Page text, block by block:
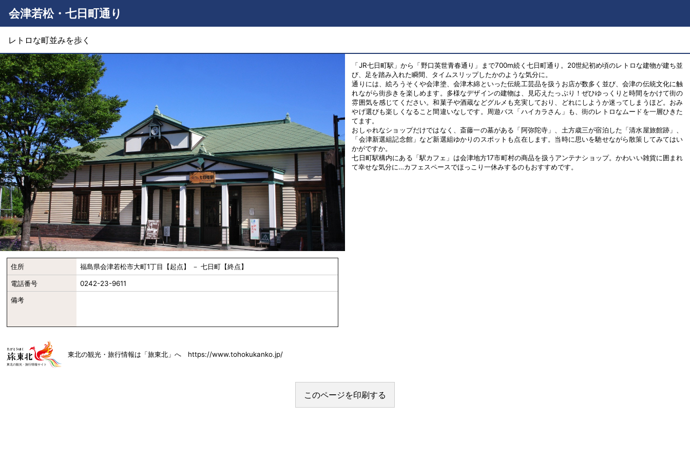
会津若松・七日町通り
レトロな町並みを歩く
「JR七日町駅」から「野口英世青春通り」まで700m続く七日町通り。20世紀初め頃のレトロな建物が建ち並
び、足を踏み入れた瞬間、タイムスリップしたかのような気分に。
通りには、絵ろうそくや会津塗、会津木綿といった伝統工芸品を扱うお店が数多く並び、会津の伝統文化に触
れながら街歩きを楽しめます。多様なデザインの建物は、見応えたっぷり！ぜひゆっくりと時間をかけて街の
雰囲気を感じてください。和菓子や酒蔵などグルメも充実しており、どれにしようか迷ってしまうほど。おみ
やげ選びも楽しくなること間違いなしです。周遊バス「ハイカラさん」も、街のレトロなムードを一層ひきた
てます。
おしゃれなショップだけではなく、斎藤一の墓がある「阿弥陀寺」、土方歳三が宿泊した「清水屋旅館跡」、
「会津新選組記念館」など新選組ゆかりのスポットも点在します。当時に思いを馳せながら散策してみてはい
かがですか。
七日町駅構内にある「駅カフェ」は会津地方17市町村の商品を扱うアンテナショップ。かわいい雑貨に囲まれ
て幸せな気分に…カフェスペースでほっこり一休みするのもおすすめです。
住所 福島県会津若松市大町1丁目【起点】 － 七日町【終点】
電話番号 0242-23-9611
備考
東北の観光・旅行情報は「旅東北」へ https://www.tohokukanko.jp/
このページを印刷する